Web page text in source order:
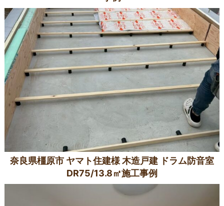
奈良県橿原市 ヤマト住建様 木造戸建 ドラム防音室
DR75/13.8㎡施工事例